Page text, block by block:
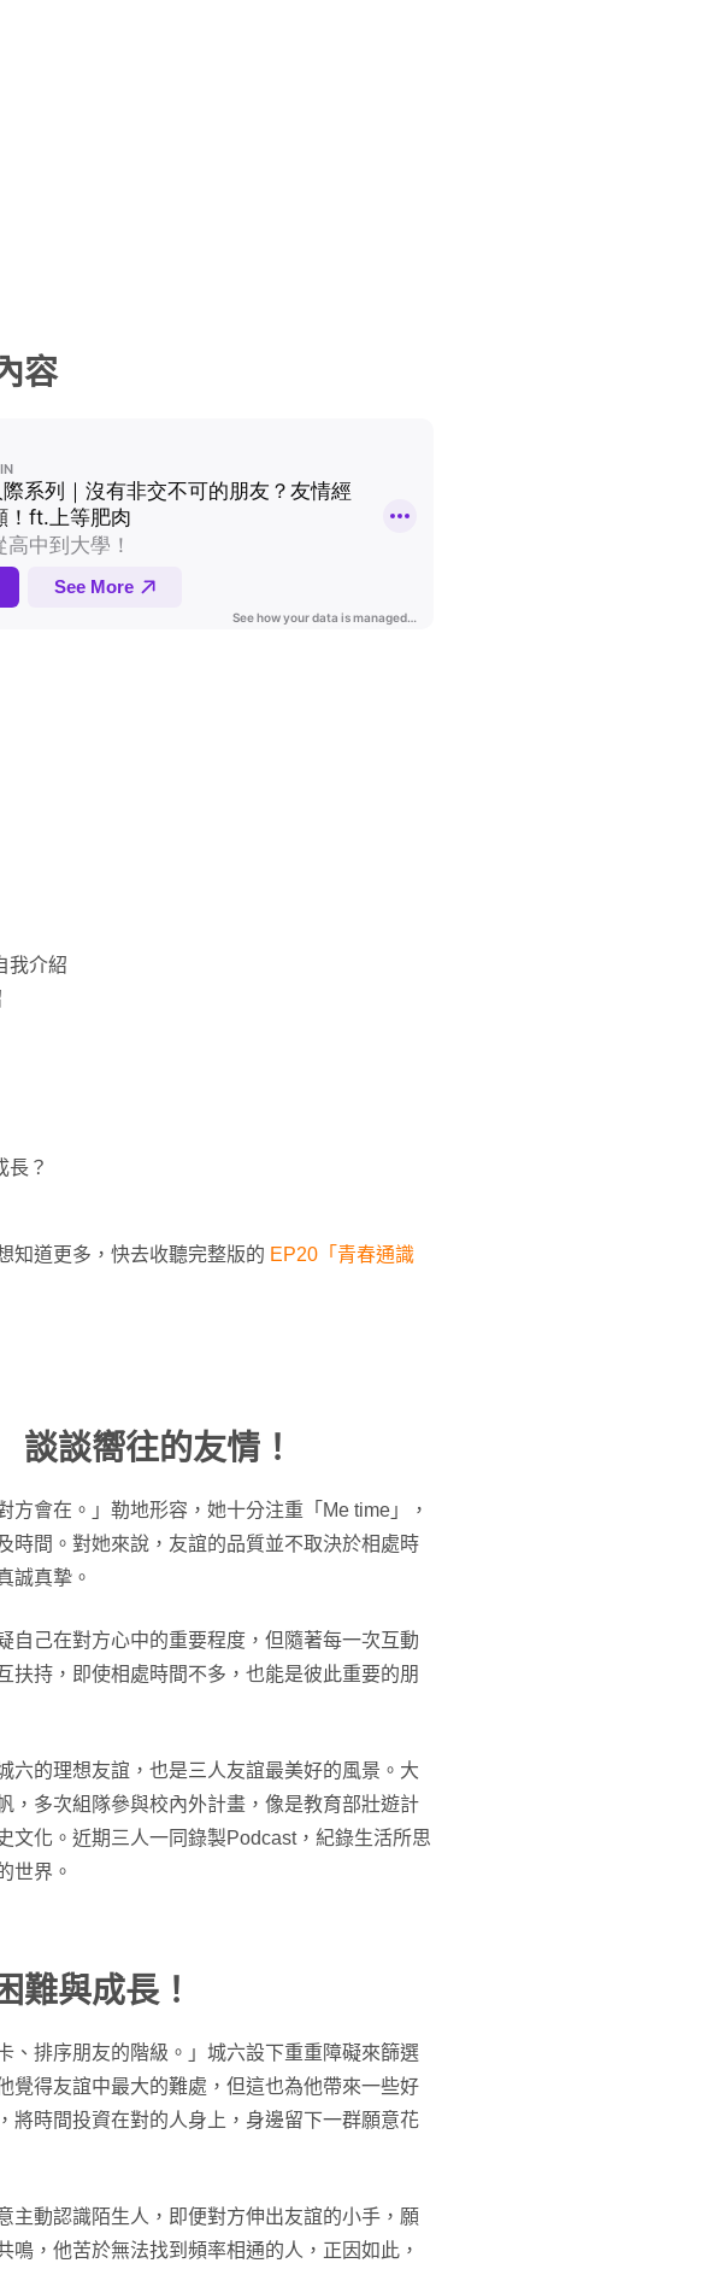
容
我介紹
長？
知道更多，快去收聽完整版的 EP20「青春通識
談嚮往的友情！
方會在。」勒地形容，她十分注重「Me time」，
時間。對她來說，友誼的品質並不取決於相處時
誠真摯。
自己在對方心中的重要程度，但隨著每一次互動
扶持，即使相處時間不多，也能是彼此重要的朋
六的理想友誼，也是三人友誼最美好的風景。大
，多次組隊參與校內外計畫，像是教育部壯遊計
文化。近期三人一同錄製Podcast，紀錄生活所思
世界。
難與成長！
、排序朋友的階級。」城六設下重重障礙來篩選
覺得友誼中最大的難處，但這也為他帶來一些好
將時間投資在對的人身上，身邊留下一群願意花
主動認識陌生人，即便對方伸出友誼的小手，願
鳴，他苦於無法找到頻率相通的人，正因如此，